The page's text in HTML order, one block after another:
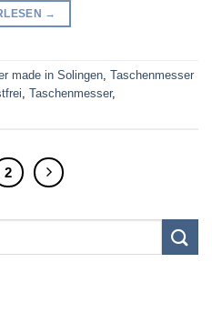
→
made in Solingen Taschenmesser
Taschenmesser,
2